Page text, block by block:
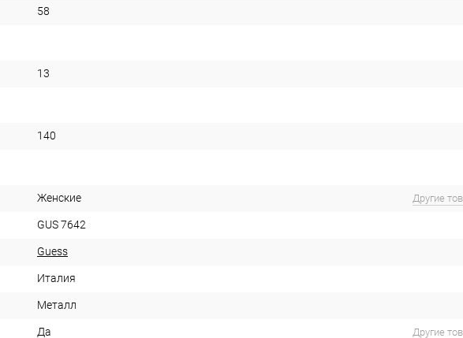
58
13
140
Женские Другие
GUS 7642
Guess
Италия
Металл
Да Другие